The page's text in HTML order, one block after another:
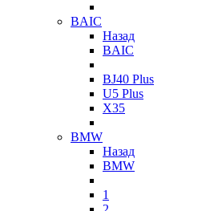
BAIC
Назад
BAIC
BJ40 Plus
U5 Plus
X35
BMW
Назад
BMW
1